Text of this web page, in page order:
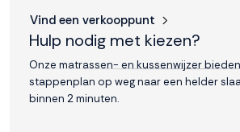
Vind een verkooppunt
Hulp nodig met kiezen?
Onze matrassen- en kussenwijzer
stappenplan op weg naar een helder
binnen 2 minuten.